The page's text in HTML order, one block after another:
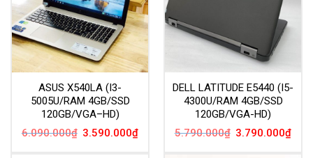
ASUS X540LA (I3-
5005U/RAM 4GB/SSD
120GB/VGA–HD)
6.090.000₫ Giá
gốc
3.590.000₫Giá
DELL LATITUDE E5440 (I5-
4300U/RAM 4GB/SSD
120GB/VGA-HD)
5.790.000₫ Giá
gốc
3.790.000₫Giá